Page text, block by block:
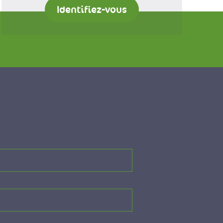
Identifiez-vous